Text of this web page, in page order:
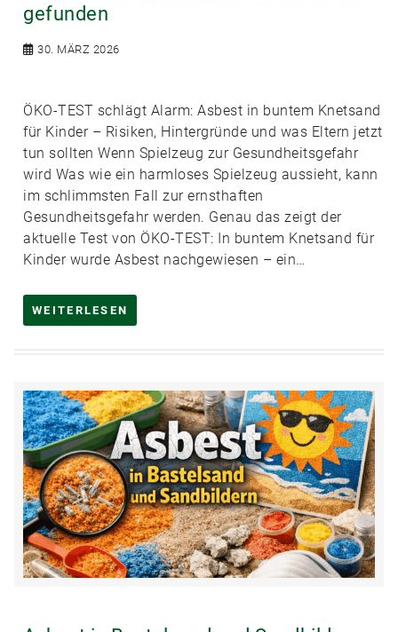
gefunden
30. MÄRZ 2026
ÖKO-TEST schlägt Alarm: Asbest in buntem Knetsand
für Kinder – Risiken, Hintergründe und was Eltern jetzt
tun sollten Wenn Spielzeug zur Gesundheitsgefahr
wird Was wie ein harmloses Spielzeug aussieht, kann
im schlimmsten Fall zur ernsthaften
Gesundheitsgefahr werden. Genau das zeigt der
aktuelle Test von ÖKO-TEST: In buntem Knetsand für
Kinder wurde Asbest nachgewiesen – ein…
WEITERLESEN